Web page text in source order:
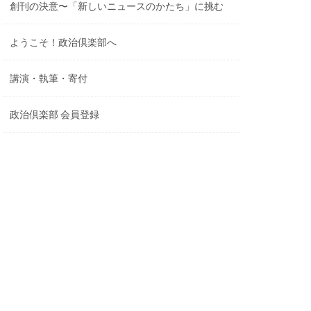
創刊の決意〜「新しいニュースのかたち」に挑む
ようこそ！政治倶楽部へ
講演・執筆・寄付
政治倶楽部 会員登録